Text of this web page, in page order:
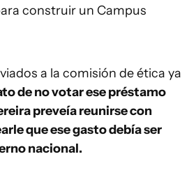
construir un Campus
a la comisión de ética ya
de no votar ese préstamo
preveía reunirse con
que ese gasto debía ser
nacional.